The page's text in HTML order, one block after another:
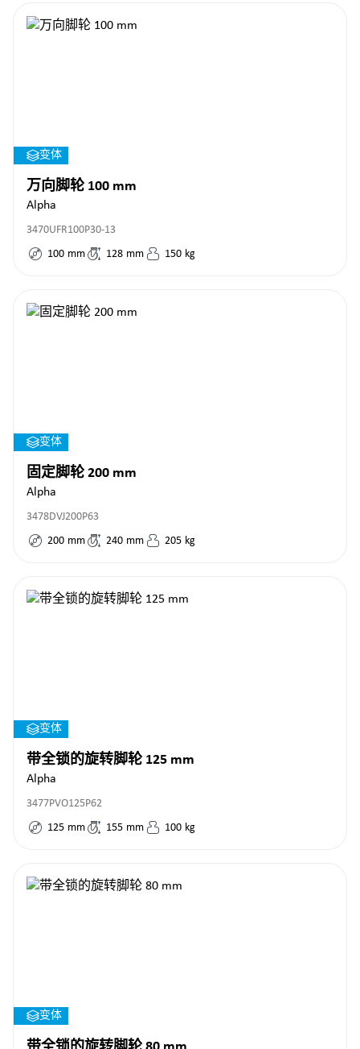
变体
万向脚轮 100 mm
Alpha
3470UFR100P30-13
100 mm 128 mm 150 kg
变体
固定脚轮 200 mm
Alpha
3478DVJ200P63
200 mm 240 mm 205 kg
变体
带全锁的旋转脚轮 125 mm
Alpha
3477PVO125P62
125 mm 155 mm 100 kg
变体